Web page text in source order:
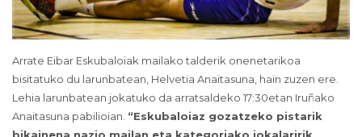
Arrate Eibar Eskubaloiak mailako talderik onenetarikoa
bisitatuko du larunbatean, Helvetia Anaitasuna, hain zuzen ere.
Lehia larunbatean jokatuko da arratsaldeko 17:30etan Iruñako
Anaitasuna pabilioian. “Eskubaloiaz gozatzeko pistarik
bikainena nazio mailan eta kategoriako jokalaririk